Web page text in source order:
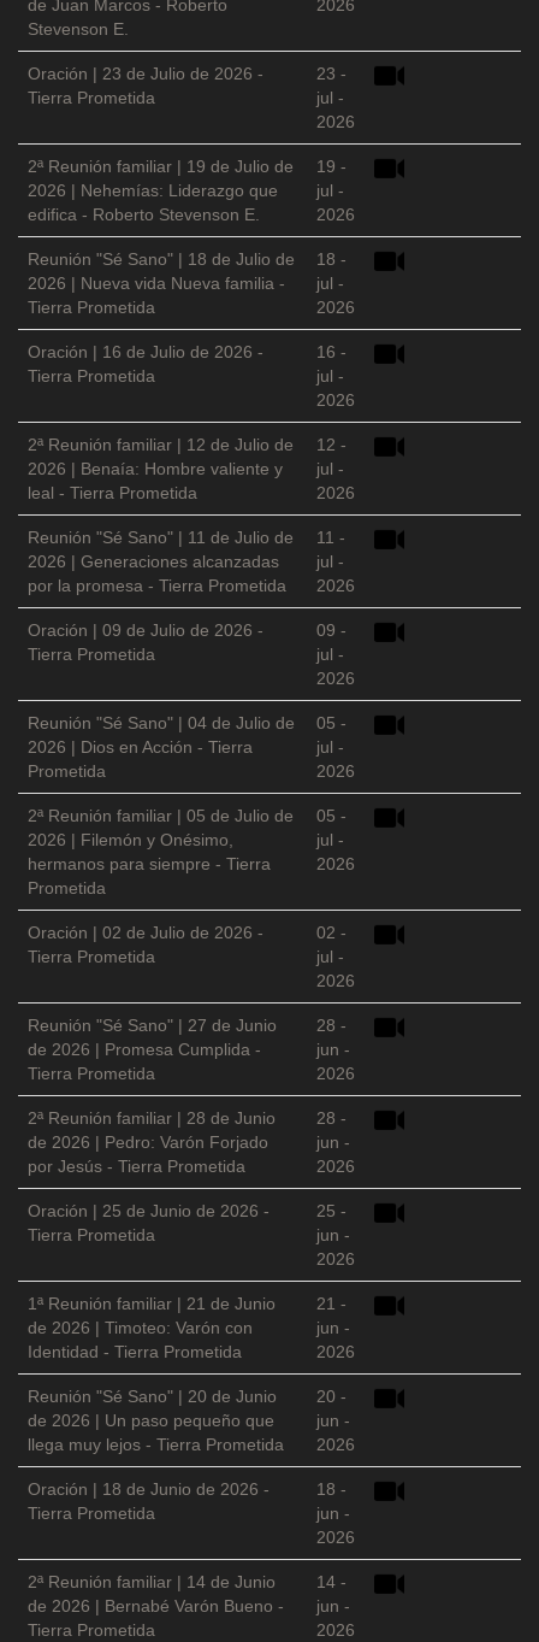
de Juan Marcos - Roberto
Stevenson E.
2026
Oración | 23 de Julio de 2026 -
Tierra Prometida
23 -
jul -
2026
2ª Reunión familiar | 19 de Julio de
2026 | Nehemías: Liderazgo que
edifica - Roberto Stevenson E.
19 -
jul -
2026
Reunión "Sé Sano" | 18 de Julio de
2026 | Nueva vida Nueva familia -
Tierra Prometida
18 -
jul -
2026
Oración | 16 de Julio de 2026 -
Tierra Prometida
16 -
jul -
2026
2ª Reunión familiar | 12 de Julio de
2026 | Benaía: Hombre valiente y
leal - Tierra Prometida
12 -
jul -
2026
Reunión "Sé Sano" | 11 de Julio de
2026 | Generaciones alcanzadas
por la promesa - Tierra Prometida
11 -
jul -
2026
Oración | 09 de Julio de 2026 -
Tierra Prometida
09 -
jul -
2026
Reunión "Sé Sano" | 04 de Julio de
2026 | Dios en Acción - Tierra
Prometida
05 -
jul -
2026
2ª Reunión familiar | 05 de Julio de
2026 | Filemón y Onésimo,
hermanos para siempre - Tierra
Prometida
05 -
jul -
2026
Oración | 02 de Julio de 2026 -
Tierra Prometida
02 -
jul -
2026
Reunión "Sé Sano" | 27 de Junio
de 2026 | Promesa Cumplida -
Tierra Prometida
28 -
jun -
2026
2ª Reunión familiar | 28 de Junio
de 2026 | Pedro: Varón Forjado
por Jesús - Tierra Prometida
28 -
jun -
2026
Oración | 25 de Junio de 2026 -
Tierra Prometida
25 -
jun -
2026
1ª Reunión familiar | 21 de Junio
de 2026 | Timoteo: Varón con
Identidad - Tierra Prometida
21 -
jun -
2026
Reunión "Sé Sano" | 20 de Junio
de 2026 | Un paso pequeño que
llega muy lejos - Tierra Prometida
20 -
jun -
2026
Oración | 18 de Junio de 2026 -
Tierra Prometida
18 -
jun -
2026
2ª Reunión familiar | 14 de Junio
de 2026 | Bernabé Varón Bueno -
Tierra Prometida
14 -
jun -
2026